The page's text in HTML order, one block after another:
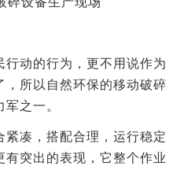
动的行为，更不用说作为
，所以自然环保的移动破碎
之一。
凑，搭配合理，运行稳定
突出的表现，它整个作业